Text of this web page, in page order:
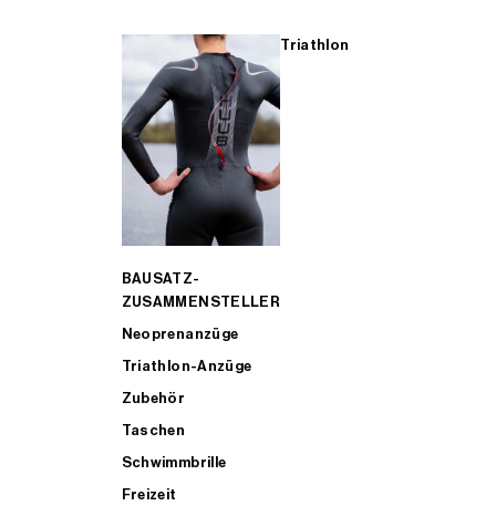
Triathlon
BAUSATZ-
ZUSAMMENSTELLER
Neoprenanzüge
Triathlon-Anzüge
Zubehör
Taschen
Schwimmbrille
Freizeit